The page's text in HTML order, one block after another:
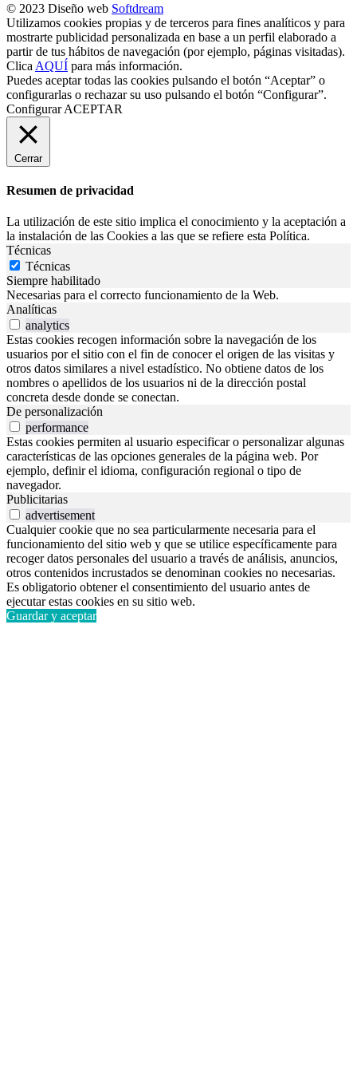
© 2023 Diseño web Softdream
Utilizamos cookies propias y de terceros para fines analíticos y para
mostrarte publicidad personalizada en base a un perfil elaborado a
partir de tus hábitos de navegación (por ejemplo, páginas visitadas).
Clica AQUÍ para más información.
Puedes aceptar todas las cookies pulsando el botón “Aceptar” o
configurarlas o rechazar su uso pulsando el botón “Configurar”.
Configurar ACEPTAR
Cerrar
Resumen de privacidad
La utilización de este sitio implica el conocimiento y la aceptación a
la instalación de las Cookies a las que se refiere esta Política.
Técnicas
Técnicas
Siempre habilitado
Necesarias para el correcto funcionamiento de la Web.
Analíticas
analytics
Estas cookies recogen información sobre la navegación de los
usuarios por el sitio con el fin de conocer el origen de las visitas y
otros datos similares a nivel estadístico. No obtiene datos de los
nombres o apellidos de los usuarios ni de la dirección postal
concreta desde donde se conectan.
De personalización
performance
Estas cookies permiten al usuario especificar o personalizar algunas
características de las opciones generales de la página web. Por
ejemplo, definir el idioma, configuración regional o tipo de
navegador.
Publicitarias
advertisement
Cualquier cookie que no sea particularmente necesaria para el
funcionamiento del sitio web y que se utilice específicamente para
recoger datos personales del usuario a través de análisis, anuncios,
otros contenidos incrustados se denominan cookies no necesarias.
Es obligatorio obtener el consentimiento del usuario antes de
ejecutar estas cookies en su sitio web.
Guardar y aceptar